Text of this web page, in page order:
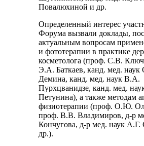
Повалюхиной и др.
Определенный интерес
Форума вызвали доклады,
актуальным вопросам
и фототерапии в практике
косметолога (проф. С.В.
Э.А. Баткаев, канд. мед.
Демина, канд. мед. наук В.А.
Пурхцванидзе, канд. мед.
Петунина), а также методам
физиотерапии (проф. О.Ю.
проф. В.В. Владимиров, д-р
Кончугова, д-р мед. наук А.Г.
др.).